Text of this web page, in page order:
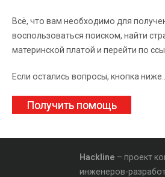
Всё, что вам необходимо для
воспользоваться поиском, найти
материнской платой и перейти по
Если остались вопросы, кнопка ниже...
Получить помощь
Hackline – проект
инженеров-